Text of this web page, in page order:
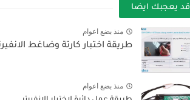
قد يعجبك ايضا
منذ بضع اعوام
طريقة اختبار كارتة وضاغط
منذ بضع اعوام